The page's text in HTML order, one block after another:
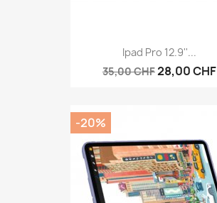
Ipad Pro 12.9''...
35,00 CHF28,00 CHF
-20%